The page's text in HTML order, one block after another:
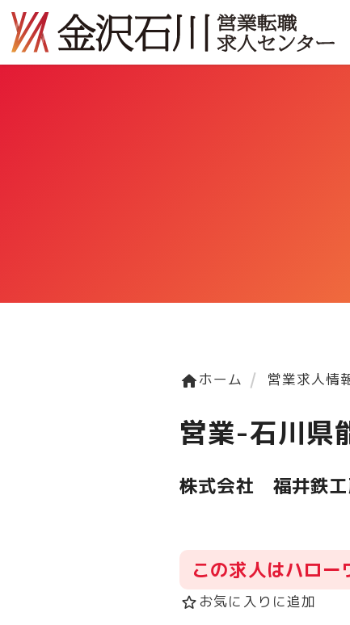
homeホーム 営業求人情
営業-石川県
株式会社 福井鉄
この求人はハロー
star_border お気に入りに追加